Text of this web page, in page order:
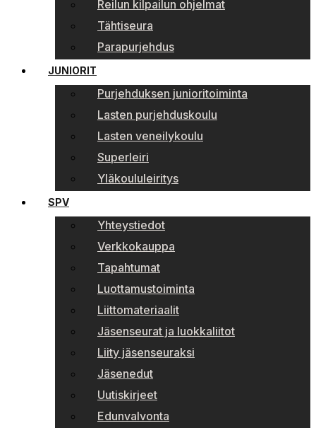
Reilun kilpailun ohjelmat
Tähtiseura
Parapurjehdus
JUNIORIT
Purjehduksen junioritoiminta
Lasten purjehduskoulu
Lasten veneilykoulu
Superleiri
Yläkoululeiritys
SPV
Yhteystiedot
Verkkokauppa
Tapahtumat
Luottamustoiminta
Liittomateriaalit
Jäsenseurat ja luokkaliitot
Liity jäsenseuraksi
Jäsenedut
Uutiskirjeet
Edunvalvonta